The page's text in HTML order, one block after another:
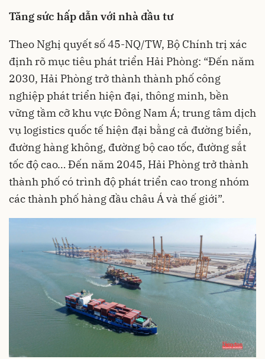
Tăng sức hấp dẫn với nhà đầu tư
Theo Nghị quyết số 45-NQ/TW, Bộ Chính trị xác
định rõ mục tiêu phát triển Hải Phòng: “Đến năm
2030, Hải Phòng trở thành thành phố công
nghiệp phát triển hiện đại, thông minh, bền
vững tầm cỡ khu vực Đông Nam Á; trung tâm dịch
vụ logistics quốc tế hiện đại bằng cả đường biển,
đường hàng không, đường bộ cao tốc, đường sắt
tốc độ cao… Đến năm 2045, Hải Phòng trở thành
thành phố có trình độ phát triển cao trong nhóm
các thành phố hàng đầu châu Á và thế giới”.